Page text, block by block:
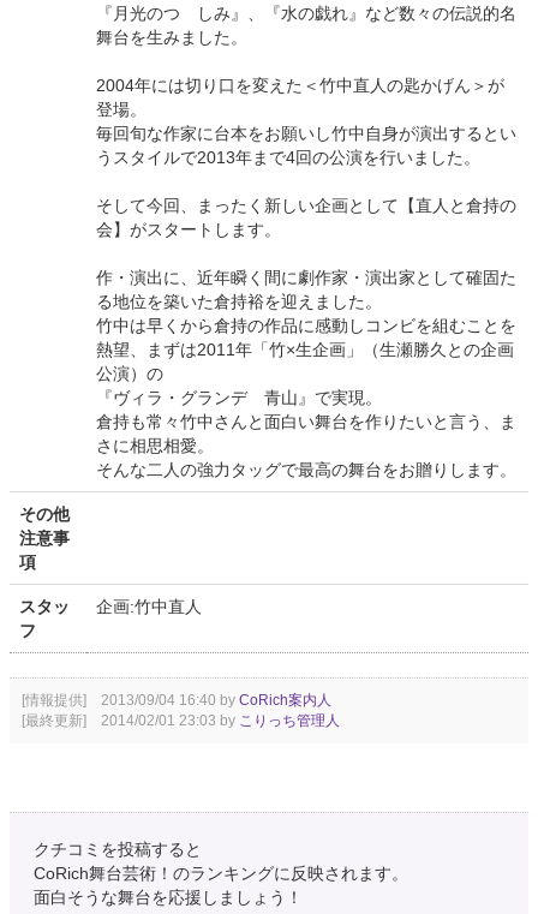
『月光のつゝしみ』、『水の戯れ』など数々の伝説的名
舞台を生みました。
2004年には切り口を変えた＜竹中直人の匙かげん＞が
登場。
毎回旬な作家に台本をお願いし竹中自身が演出するとい
うスタイルで2013年まで4回の公演を行いました。
そして今回、まったく新しい企画として【直人と倉持の
会】がスタートします。
作・演出に、近年瞬く間に劇作家・演出家として確固た
る地位を築いた倉持裕を迎えました。
竹中は早くから倉持の作品に感動しコンビを組むことを
熱望、まずは2011年「竹×生企画」（生瀬勝久との企画
公演）の
『ヴィラ・グランデ 青山』で実現。
倉持も常々竹中さんと面白い舞台を作りたいと言う、ま
さに相思相愛。
そんな二人の強力タッグで最高の舞台をお贈りします。
その他
注意事
項
スタッ
フ
企画:竹中直人
[情報提供] 2013/09/04 16:40 by CoRich案内人
[最終更新] 2014/02/01 23:03 by こりっち管理人
クチコミを投稿すると
CoRich舞台芸術！のランキングに反映されます。
面白そうな舞台を応援しましょう！